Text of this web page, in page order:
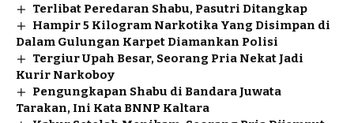
Terlibat Peredaran Shabu, Pasutri Ditangkap
Hampir 5 Kilogram Narkotika Yang Disimpan di
Dalam Gulungan Karpet Diamankan Polisi
Tergiur Upah Besar, Seorang Pria Nekat Jadi
Kurir Narkoboy
Pengungkapan Shabu di Bandara Juwata
Tarakan, Ini Kata BNNP Kaltara